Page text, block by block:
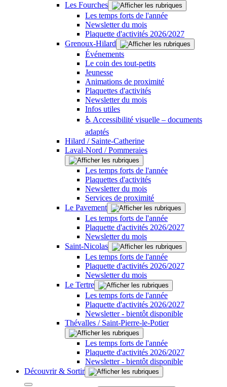
Les Fourches
Les temps forts de l'année
Newsletter du mois
Plaquette d'activités 2026/2027
Grenoux-Hilard
Événements
Le coin des tout-petits
Jeunesse
Animations de proximité
Plaquettes d'activités
Newsletter du mois
Infos utiles
♿ Accessibilité visuelle – documents
adaptés
Hilard / Sainte-Catherine
Laval-Nord / Pommeraies
Les temps forts de l'année
Plaquettes d'activités
Newsletter du mois
Services de proximité
Le Pavement
Les temps forts de l'année
Plaquette d'activités 2026/2027
Newsletter du mois
Saint-Nicolas
Les temps forts de l'année
Plaquette d'activités 2026/2027
Newsletter du mois
Le Tertre
Les temps forts de l'année
Plaquette d'activités 2026/2027
Newsletter - bientôt disponible
Thévalles / Saint-Pierre-le-Potier
Les temps forts de l'année
Plaquette d'activités 2026/2027
Newsletter - bientôt disponible
Découvrir & Sortir